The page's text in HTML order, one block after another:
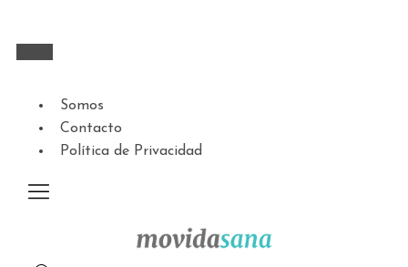
Somos
Contacto
Política de Privacidad